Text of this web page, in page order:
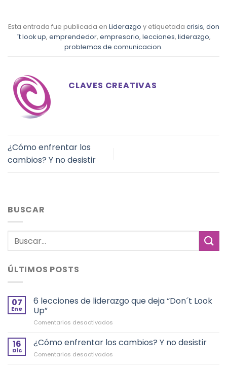
Esta entrada fue publicada en Liderazgo y etiquetada crisis, don
´t look up, emprendedor, empresario, lecciones, liderazgo,
problemas de comunicacion.
CLAVES CREATIVAS
¿Cómo enfrentar los
cambios? Y no desistir
BUSCAR
ÚLTIMOS POSTS
07
Ene
6 lecciones de liderazgo que deja “Don´t Look
Up”
Comentarios desactivados
lecciones
de
16
Dic
¿Cómo enfrentar los cambios? Y no desistir
Comentarios desactivados